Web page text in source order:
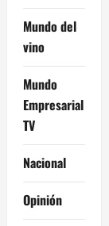
Mundo del
vino
Mundo
Empresarial
TV
Nacional
Opinión